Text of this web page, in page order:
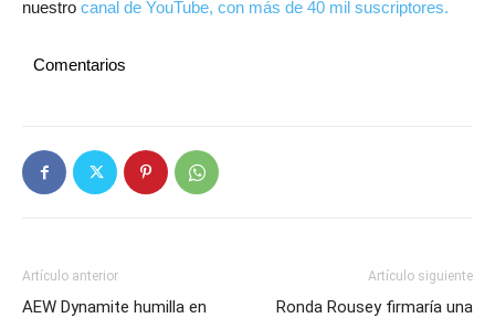
nuestro canal de YouTube, con más de 40 mil suscriptores.
Comentarios
Artículo anterior
AEW Dynamite humilla en
Artículo siguiente
Ronda Rousey firmaría una